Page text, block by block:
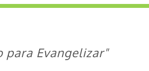
para Evangelizar"